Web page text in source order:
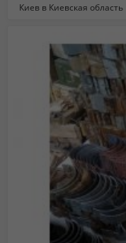
Киев в Киевская область